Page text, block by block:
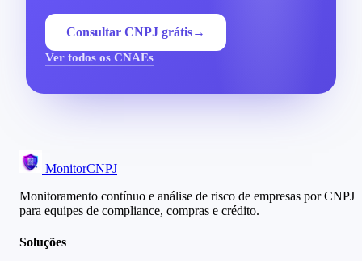
Consultar CNPJ grátis→
Ver todos os CNAEs
MonitorCNPJ
Monitoramento contínuo e análise de risco de empresas por CNPJ
para equipes de compliance, compras e crédito.
Soluções